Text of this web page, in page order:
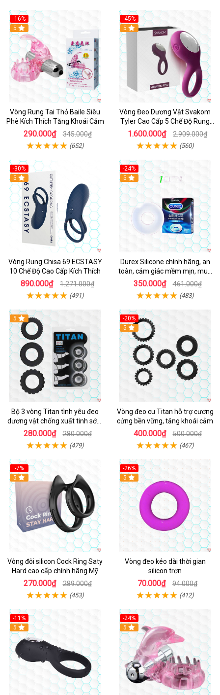
-16%
Hot
5
Vòng Rung Tai Thỏ Baile Siêu
Phê Kích Thích Tăng Khoái Cảm
290.000₫ 345.000₫
(652)
-45%
5
Vòng Đeo Dương Vật Svakom
Tyler Cao Cấp 5 Chế Độ Rung
Mạnh Mẽ Kích Thích Điểm G
1.600.000₫ 2.909.000₫
(560)
-30%
Hot
5
Vòng Rung Chisa 69 ECSTASY
10 Chế Độ Cao Cấp Kích Thích
890.000₫ 1.271.000₫
(491)
-24%
5
Durex Silicone chính hãng, an
toàn, cảm giác mềm mịn, mua
ngay
350.000₫ 461.000₫
(483)
5
Bộ 3 vòng Titan tình yêu đeo
dương vật chống xuất tinh sớm
chất liệu silicon y tế
280.000₫ 280.000₫
(479)
-20%
Hot
5
Vòng đeo cu Titan hỗ trợ cương
cứng bền vững, tăng khoái cảm
400.000₫ 500.000₫
(467)
-7%
5
Vòng đôi silicon Cock Ring Saty
Hard cao cấp chính hãng Mỹ
270.000₫ 289.000₫
(453)
-26%
5
Vòng đeo kéo dài thời gian
silicon trơn
70.000₫ 94.000₫
(412)
-11%
5
-24%
5